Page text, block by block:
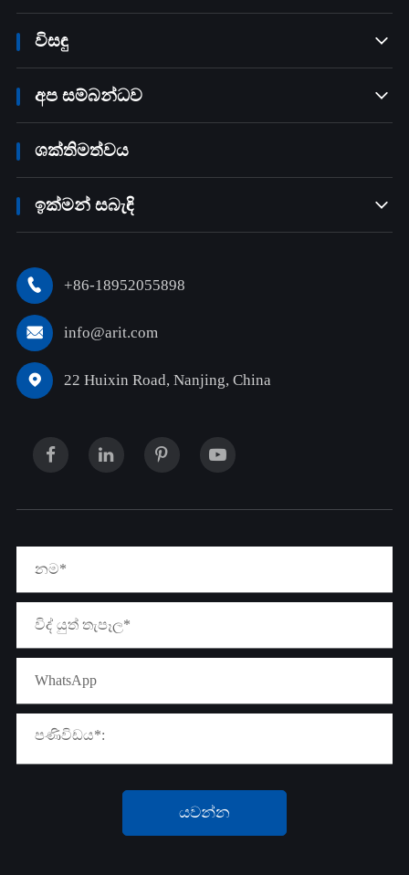
විසඳු 
අප සම්බන්ධව 
ශක්තිමත්වය
ඉක්මන් සබැඳි 
 +86-18952055898
 info@arit.com
 22 Huixin Road, Nanjing, China
යවන්න